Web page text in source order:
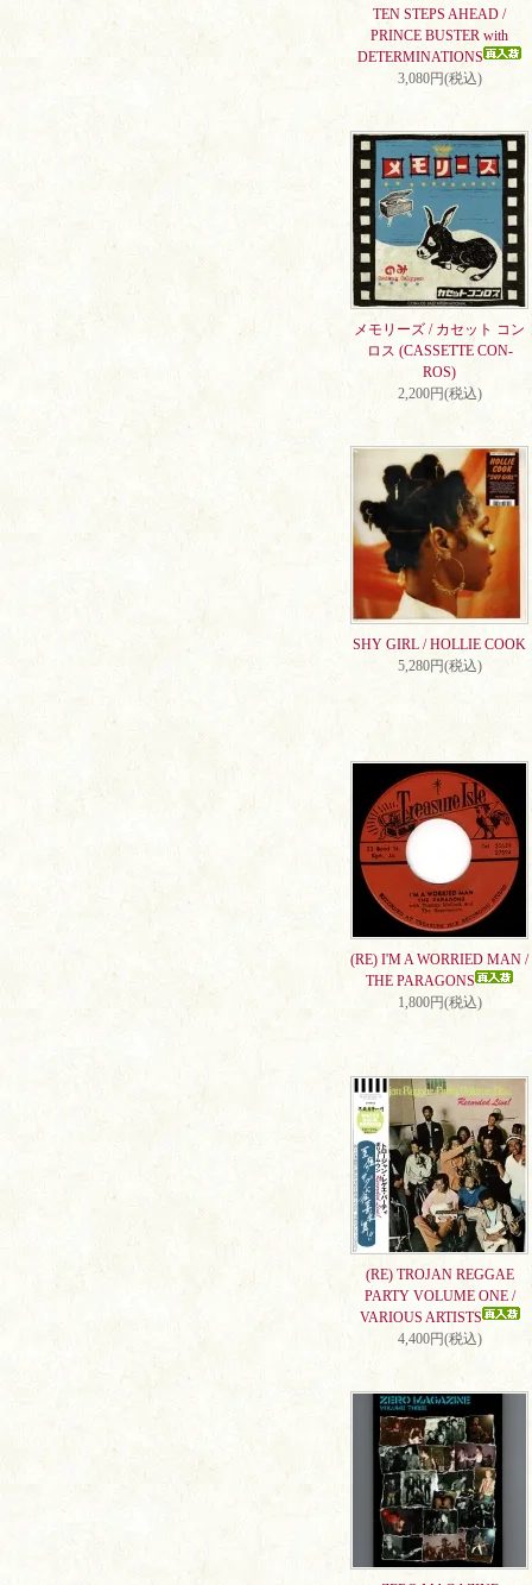
TEN STEPS AHEAD /
PRINCE BUSTER with
DETERMINATIONS
3,080円(税込)
メモリーズ / カセット コン
ロス (CASSETTE CON-
ROS)
2,200円(税込)
SHY GIRL / HOLLIE COOK
5,280円(税込)
(RE) I'M A WORRIED MAN /
THE PARAGONS
1,800円(税込)
(RE) TROJAN REGGAE
PARTY VOLUME ONE /
VARIOUS ARTISTS
4,400円(税込)